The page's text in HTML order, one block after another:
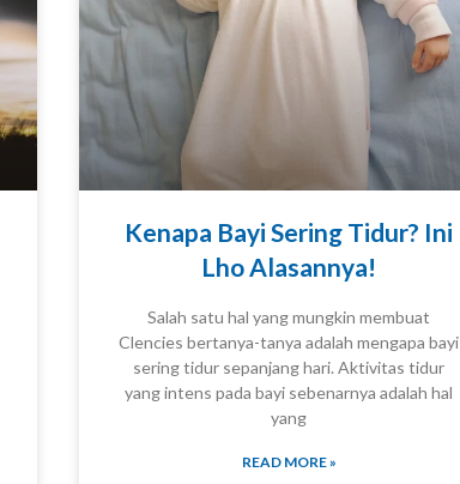
Kenapa Bayi Sering Tidur? Ini
Lho Alasannya!
Salah satu hal yang mungkin membuat
Clencies bertanya-tanya adalah mengapa bayi
sering tidur sepanjang hari. Aktivitas tidur
yang intens pada bayi sebenarnya adalah hal
yang
READ MORE »
KNOWLEDGE